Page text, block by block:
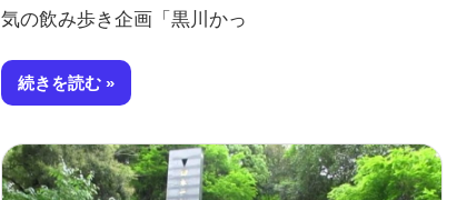
気の飲み歩き企画「黒川かっ
続きを読む